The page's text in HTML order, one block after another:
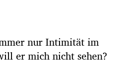
nur Intimität im
er mich nicht sehen?